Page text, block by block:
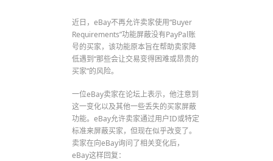
近日，eBay不再允许卖家使用“Buyer
Requirements”功能屏蔽没有PayPal账
号的买家，该功能原本旨在帮助卖家降
低遇到“那些会让交易变得困难或昂贵的
买家”的风险。
一位eBay卖家在论坛上表示，他注意到
这一变化以及其他一些丢失的买家屏蔽
功能。eBay允许卖家通过用户ID或特定
标准来屏蔽买家，但现在似乎改变了。
卖家在向eBay询问了相关变化后，
eBay这样回复：